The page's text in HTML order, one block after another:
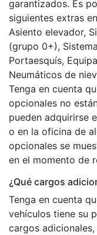
garantizados. Es
siguientes extras
Asiento elevador,
(grupo 0+),
Portaesquís,
Neumáticos de
Tenga en cuenta
opcionales no
pueden adquirirse
o en la oficina de
opcionales se
en el momento de
¿Qué cargos
Tenga en cuenta
vehículos tiene su
cargos